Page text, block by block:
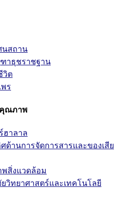
สถาน
าธุชราชฐาน
ต
ร
คุณภาพ
ฮาลาล
ด้านการจัดการสารและของเสีย
สิ่งแวดล้อม
วิทยาศาสตร์และเทคโนโลยี